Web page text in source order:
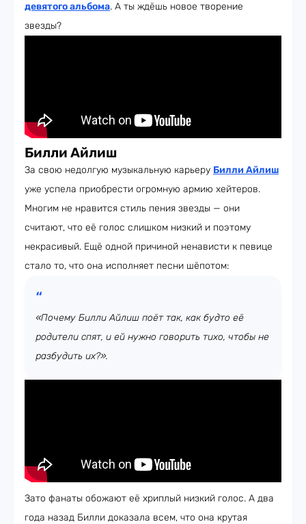
девятого альбома. А ты ждёшь новое творение
звезды?
Билли Айлиш
За свою недолгую музыкальную карьеру Билли Айлиш
уже успела приобрести огромную армию хейтеров.
Многим не нравится стиль пения звезды — они
считают, что её голос слишком низкий и поэтому
некрасивый. Ещё одной причиной ненависти к певице
стало то, что она исполняет песни шёпотом:
«Почему Билли Айлиш поёт так, как будто её
родители спят, и ей нужно говорить тихо, чтобы не
разбудить их?».
Зато фанаты обожают её хриплый низкий голос. А два
года назад Билли доказала всем, что она крутая